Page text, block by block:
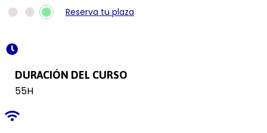
Reserva tu plaza
DURACIÓN DEL CURSO
55H